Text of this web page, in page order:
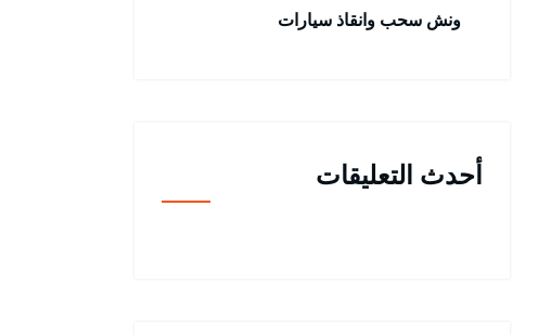
ونش سحب وانقاذ سيارات
أحدث التعليقات